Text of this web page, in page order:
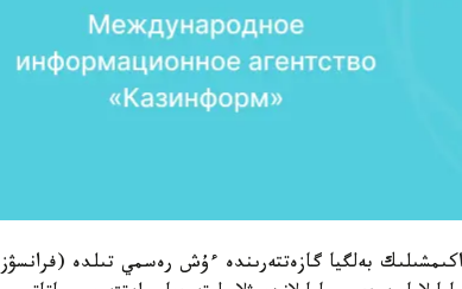
بەلگيا گازەتتەرىندە ءۇش رەسمي تىلدە